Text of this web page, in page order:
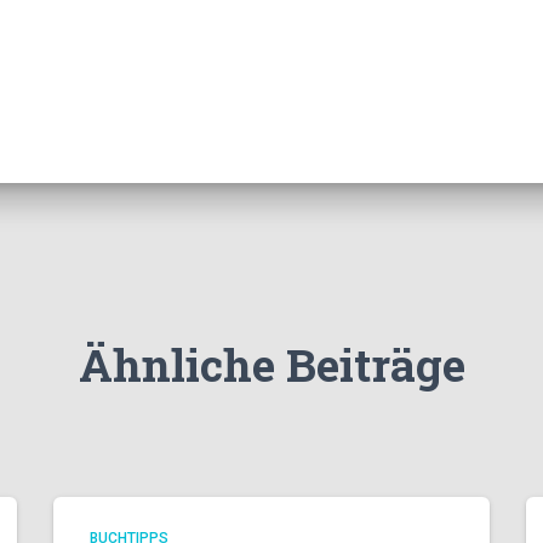
Ähnliche Beiträge
BUCHTIPPS